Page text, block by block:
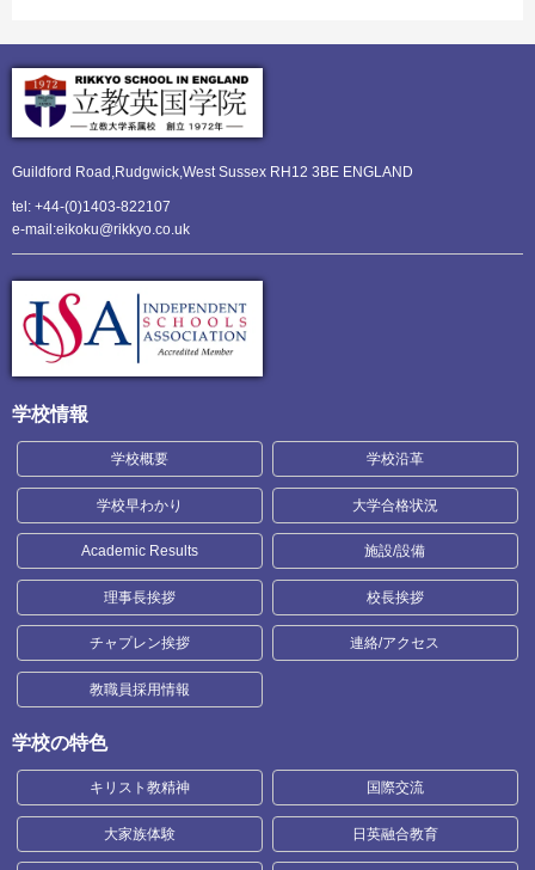
Guildford Road,Rudgwick, West Sussex RH12 3BE ENGLAND
tel: +44-(0)1403-822107
e-mail:eikoku@rikkyo.co.uk
学校情報
学校概要 学校沿革
学校早わかり 大学合格状況
Academic Results 施設/設備
理事長挨拶 校長挨拶
チャプレン挨拶 連絡/アクセス
教職員採用情報
学校の特色
キリスト教精神 国際交流
大家族体験 日英融合教育